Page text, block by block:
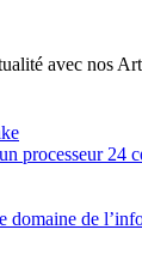
avec nos
processeur
domaine de